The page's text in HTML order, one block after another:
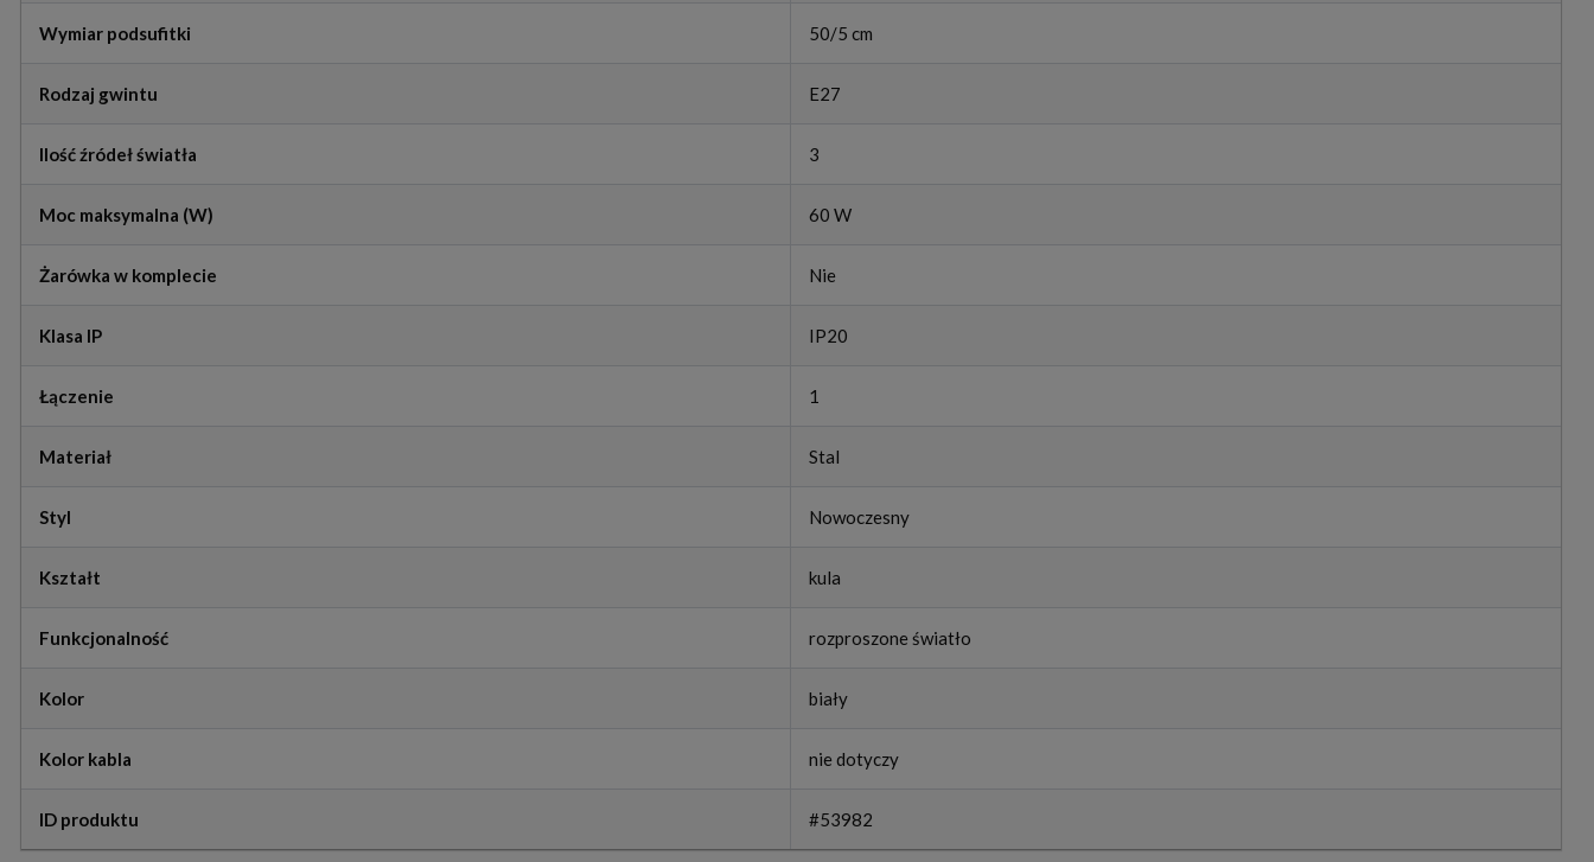
Wymiar podsufitki 50/5 cm
Rodzaj gwintu E27
Ilość źródeł światła 3
Moc maksymalna (W) 60 W
Żarówka w komplecie Nie
Klasa IP IP20
Łączenie 1
Materiał Stal
Styl Nowoczesny
Kształt kula
Funkcjonalność rozproszone światło
Kolor biały
Kolor kabla nie dotyczy
ID produktu #53982